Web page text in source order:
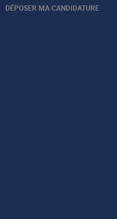
DÉPOSER MA CANDIDATURE
NOUS CONTACTER